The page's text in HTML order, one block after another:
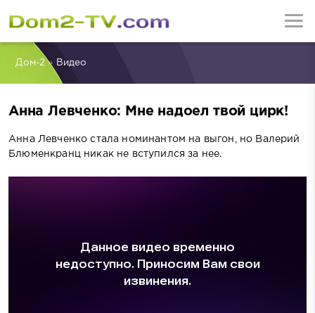
Дом-2» Видео
Анна Левченко: Мне надоел твой цирк!
Анна Левченко стала номинантом на выгон, но Валерий
Блюменкранц никак не вступился за нее.